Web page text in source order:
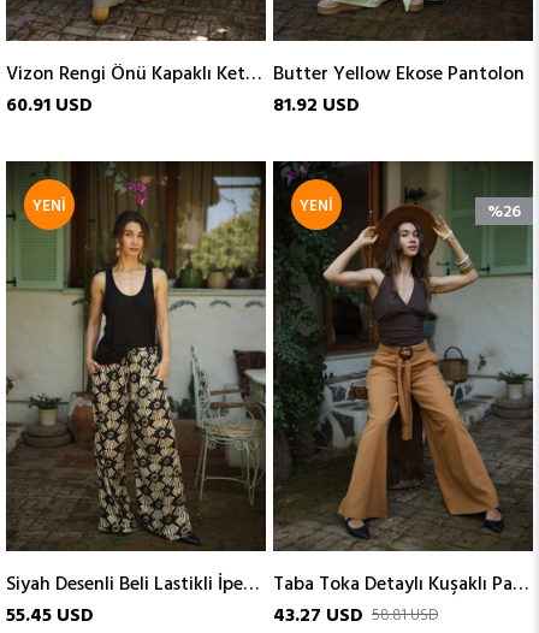
Vizon Rengi Önü Kapaklı Keten Pantolon
60.91 USD
Butter Yellow Ekose Pantolon
81.92 USD
Siyah Desenli Beli Lastikli İpek Pantolon
55.45 USD
YENI
Taba Toka Detaylı Kuşaklı Pantolon
43.27 USD 58.81 USD
%26
YENI
ÜRÜN